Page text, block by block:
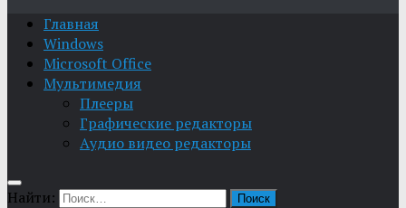
Главная
Windows
Microsoft Office
Мультимедия
Плееры
Графические редакторы
Aудио видео редакторы
Найти: